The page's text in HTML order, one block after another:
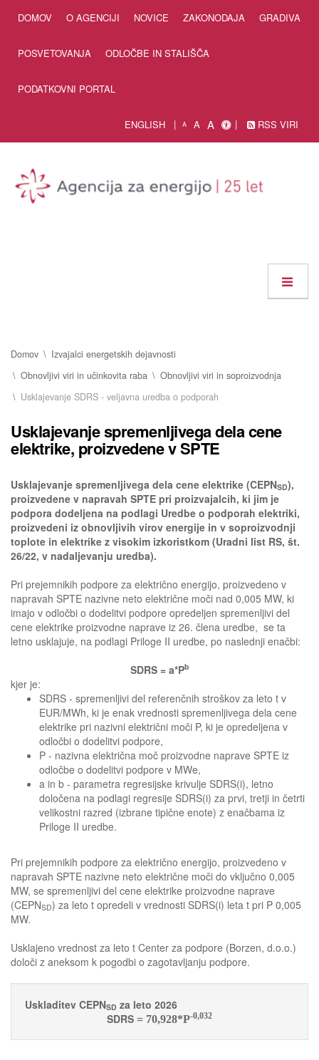
DOMOV O AGENCIJI NOVICE ZAKONODAJA GRADIVA
POSVETOVANJA ODLOČBE IN STALIŠČA
PODATKOVNI PORTAL
ENGLISH A A A RSS VIRI
Domov
Izvajalci energetskih dejavnosti
Obnovljivi viri in učinkovita raba
Obnovljivi viri in soproizvodnja
Usklajevanje SDRS - veljavna uredba o podporah
Usklajevanje spremenljivega dela cene
elektrike, proizvedene v SPTE
Usklajevanje spremenljivega dela cene elektrike (CEPNSD),
proizvedene v napravah SPTE pri proizvajalcih, ki jim je
podpora dodeljena na podlagi Uredbe o podporah elektriki,
proizvedeni iz obnovljivih virov energije in v soproizvodnji
toplote in elektrike z visokim izkoristkom (Uradni list RS, št.
26/22, v nadaljevanju uredba).
Pri prejemnikih podpore za električno energijo, proizvedeno v
napravah SPTE nazivne neto električne moči nad 0,005 MW, ki
imajo v odločbi o dodelitvi podpore opredeljen spremenljivi del
cene elektrike proizvodne naprave iz 26. člena uredbe, se ta
letno usklajuje, na podlagi Priloge II uredbe, po naslednji enačbi:
SDRS = a*Pb
kjer je:
SDRS - spremenljivi del referenčnih stroškov za leto t v
EUR/MWh, ki je enak vrednosti spremenljivega dela cene
elektrike pri nazivni električni moči P, ki je opredeljena v
odločbi o dodelitvi podpore,
P - nazivna električna moč proizvodne naprave SPTE iz
odločbe o dodelitvi podpore v MWe,
a in b - parametra regresijske krivulje SDRS(i), letno
določena na podlagi regresije SDRS(i) za prvi, tretji in četrti
velikostni razred (izbrane tipične enote) z enačbama iz
Priloge II uredbe.
Pri prejemnikih podpore za električno energijo, proizvedeno v
napravah SPTE nazivne neto električne moči do vključno 0,005
MW, se spremenljivi del cene elektrike proizvodne naprave
(CEPNSD) za leto t opredeli v vrednosti SDRS(i) leta t pri P 0,005
MW.
Usklajeno vrednost za leto t Center za podpore (Borzen, d.o.o.)
določi z aneksom k pogodbi o zagotavljanju podpore.
Uskladitev CEPNSD za leto 2026
SDRS = 70,928*P-0,032